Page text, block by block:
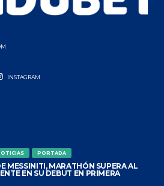
INSTAGRAM
PORTADA
MESSINITI, MARATHÓN SUPERA AL
EN SU DEBUT EN PRIMERA